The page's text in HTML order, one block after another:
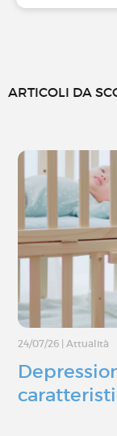
ARTICOLI DA
24/07/26 Attualità